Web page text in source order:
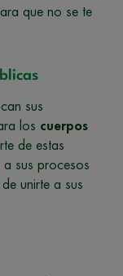
que no se te
sus
los cuerpos
de estas
a sus procesos
unirte a sus